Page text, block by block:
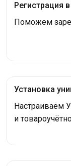
Регистрация
Поможем
Установка
Настраиваем
и